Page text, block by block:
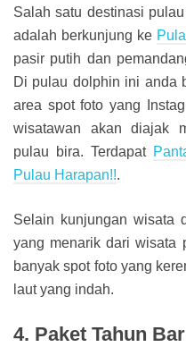
Salah satu destinasi
adalah berkunjung ke
pasir putih dan
Di pulau dolphin ini anda
area spot foto yang
wisatawan akan diajak
pulau bira. Terdapat
Pulau Harapan!!.
Selain kunjungan wisata
yang menarik dari wisata
banyak spot foto yang
laut yang indah.
4. Paket Tahun